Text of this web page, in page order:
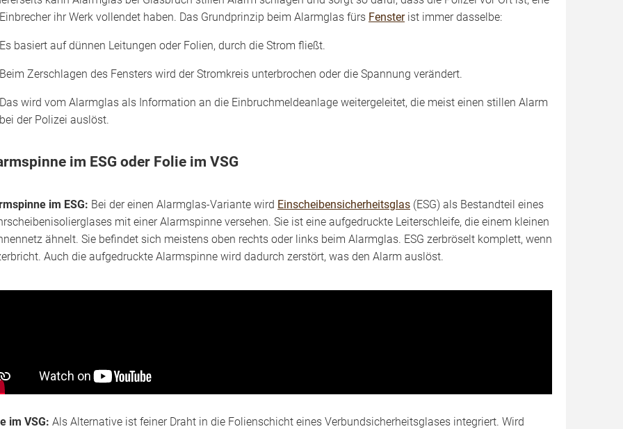
ihr Werk vollendet haben. Das Grundprinzip beim Alarmglas fürs Fensterist immer dasselbe:
Es basiert auf dünnen Leitungen oder Folien, durch die Strom fließt.
Beim Zerschlagen des Fensters wird der Stromkreis unterbrochen oder die Spannung verändert.
Das wird vom Alarmglas als Information an die Einbruchmeldeanlage weitergeleitet, die meist einen stillen Alarm
bei der Polizei auslöst.
im ESG oder Folie im VSG
im ESG: Bei der einen Alarmglas-Variante wird Einscheibensicherheitsglas (ESG) als Bestandteil eines
mit einer Alarmspinne versehen. Sie ist eine aufgedruckte Leiterschleife, die einem kleinen
ähnelt. Sie befindet sich meistens oben rechts oder links beim Alarmglas. ESG zerbröselt komplett, wenn
Auch die aufgedruckte Alarmspinne wird dadurch zerstört, was den Alarm auslöst.
im VSG: Als Alternative ist feiner Draht in die Folienschicht eines Verbundsicherheitsglases integriert. Wird